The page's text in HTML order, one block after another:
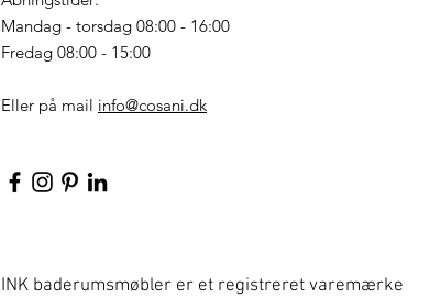
Mandag - torsdag 08:00 - 16:00
Fredag 08:00 - 15:00
Eller på mail info@cosani.dk
INK baderumsmøbler er et registreret varemærke